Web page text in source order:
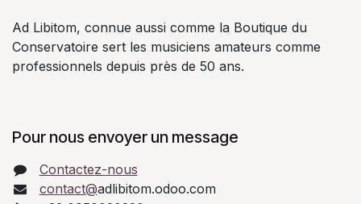
Ad Libitom, connue aussi comme la Boutique du
Conservatoire sert les musiciens amateurs comme
professionnels depuis près de 50 ans.
Pour nous envoyer un message
Contactez-nous
contact@adlibitom.odoo.com